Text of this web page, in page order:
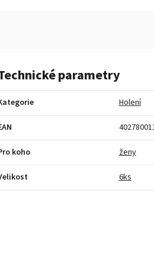
parametry
Holení
koho ženy
6ks